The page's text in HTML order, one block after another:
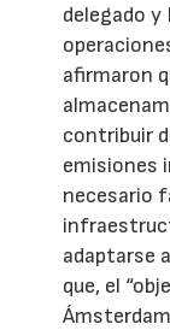
delegado y
afirmaron
contribuir
emisiones
necesario
adaptarse
que, el